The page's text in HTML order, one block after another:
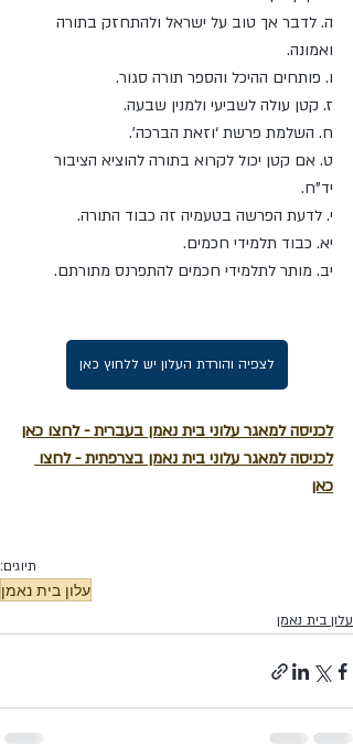
ה. לדבר אך טוב על ישראל ולהתחזק בתורה
ואמונה.
ו. פותחים ההיכל והספר תורה סגור.
ז. קטן עולה לשביעי ולמנין שבעה.
ח. השלמת פרשת ‘וזאת הברכה’.
ט. אם קטן יכול לקרוא בתורה להוציא הציבור
יד”ח.
י. לדעת הפרשה בטעמיה זה כבוד התורה.
יא. כבוד תלמידי חכמים.
יב. מותר לתלמידי חכמים להתפרנס מתורתם.
לצפיה והורדת העלון יש ללחוץ כאן
לכניסה למאגר עלוני בית נאמן בעברית - לחצו כאן
לכניסה למאגר עלוני בית נאמן בצרפתית - לחצו
כאן
תיוגים:
עלון בית נאמן
עלון בית נאמן